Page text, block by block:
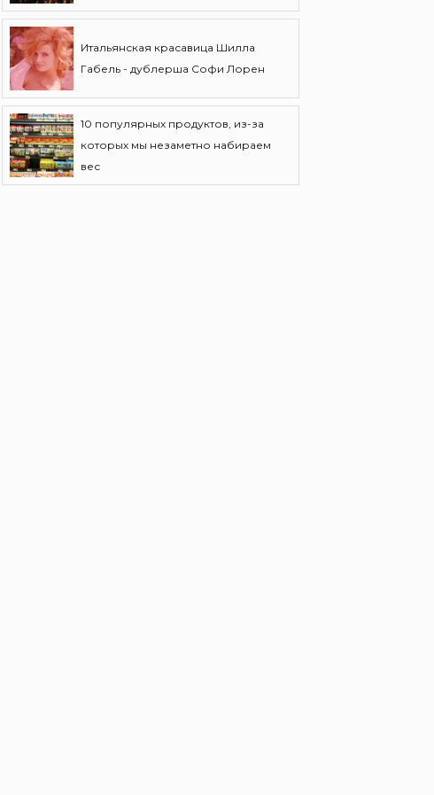
Итальянская красавица Шилла
Габель - дублерша Софи Лорен
10 популярных продуктов, из-за
которых мы незаметно набираем
вес